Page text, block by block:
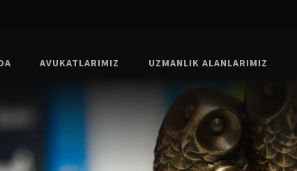
AVUKATLARIMIZ UZMANLIK ALANLARIMIZ